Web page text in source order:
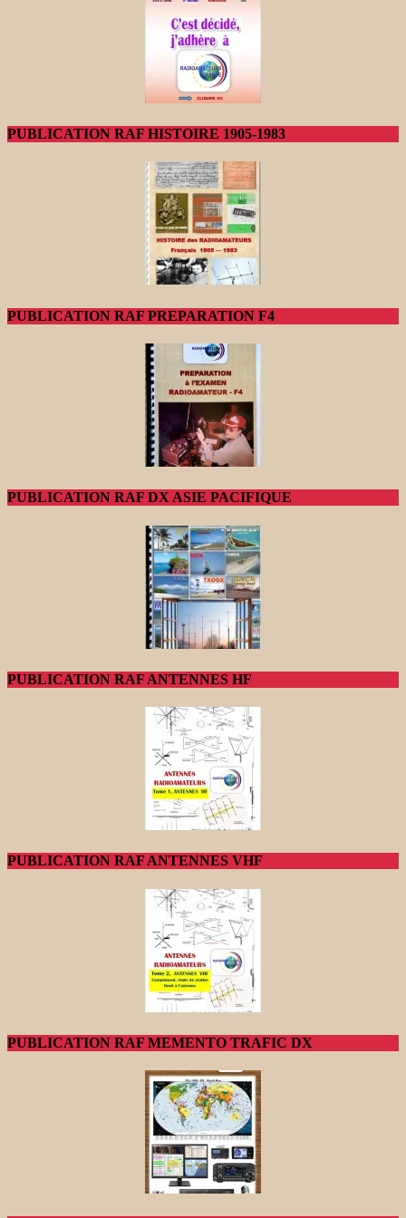
PUBLICATION RAF HISTOIRE 1905-1983
PUBLICATION RAF PREPARATION F4
PUBLICATION RAF DX ASIE PACIFIQUE
PUBLICATION RAF ANTENNES HF
PUBLICATION RAF ANTENNES VHF
PUBLICATION RAF MEMENTO TRAFIC DX